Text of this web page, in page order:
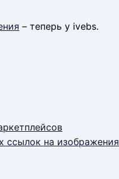
– теперь у ivebs.
ссылок на изображения